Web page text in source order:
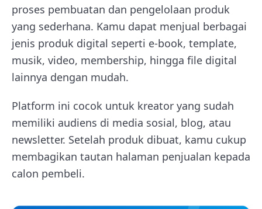
proses pembuatan dan pengelolaan produk
yang sederhana. Kamu dapat menjual berbagai
jenis produk digital seperti e-book, template,
musik, video, membership, hingga file digital
lainnya dengan mudah.
Platform ini cocok untuk kreator yang sudah
memiliki audiens di media sosial, blog, atau
newsletter. Setelah produk dibuat, kamu cukup
membagikan tautan halaman penjualan kepada
calon pembeli.